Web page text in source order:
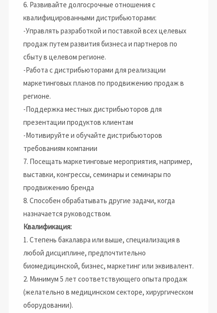
6. Развивайте долгосрочные отношения с
квалифицированными дистрибьюторами:
-Управлять разработкой и поставкой всех целевых
продаж путем развития бизнеса и партнеров по
сбыту в целевом регионе.
-Работа с дистрибьюторами для реализации
маркетинговых планов по продвижению продаж в
регионе.
-Поддержка местных дистрибьюторов для
презентации продуктов клиентам
-Мотивируйте и обучайте дистрибьюторов
требованиям компании
7. Посещать маркетинговые мероприятия, например,
выставки, конгрессы, семинары и семинары по
продвижению бренда
8. Способен обрабатывать другие задачи, когда
назначается руководством.
Квалификация:
1. Степень бакалавра или выше, специализация в
любой дисциплине, предпочтительно
биомедицинской, бизнес, маркетинг или эквивалент.
2. Минимум 5 лет соответствующего опыта продаж
(желательно в медицинском секторе, хирургическом
оборудовании).